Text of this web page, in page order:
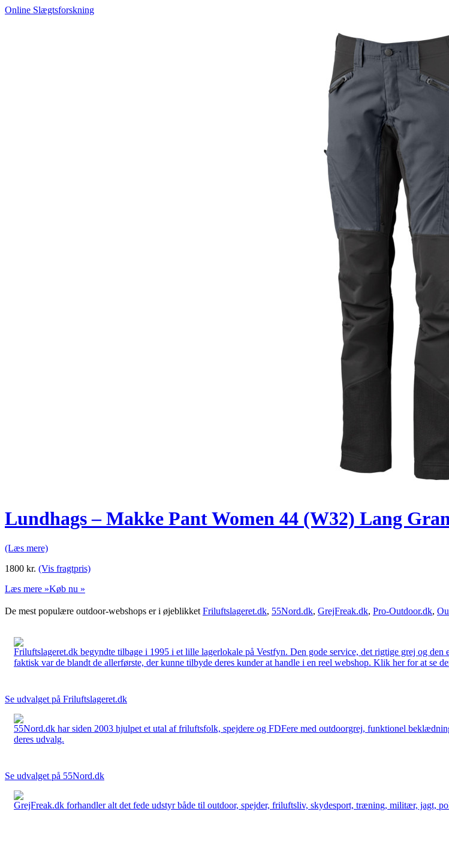
Online Slægtsforskning
Lundhags – Makke Pant Women 44 (W32) Lang
(Læs mere)
1800 kr. (Vis fragtpris)
Læs mere »Køb nu »
De mest populære outdoor-webshops er i øjeblikket Friluftslageret.dk, 55Nord.dk, GrejFreak.dk, Pro-Outdoor.dk,
Friluftslageret.dk begyndte tilbage i 1995 i et lille lagerlokale på Vestfyn. Den gode service, det rigtige grej og
faktisk var de blandt de allerførste, der kunne tilbyde deres kunder at handle i en reel webshop. Klik her for at se
Se udvalget på Friluftslageret.dk
55Nord.dk har siden 2003 hjulpet et utal af friluftsfolk, spejdere og FDFere med outdoorgrej, funktionel
deres udvalg.
Se udvalget på 55Nord.dk
GrejFreak.dk forhandler alt det fede udstyr både til outdoor, spejder, friluftsliv, skydesport, træning, militær, jagt,